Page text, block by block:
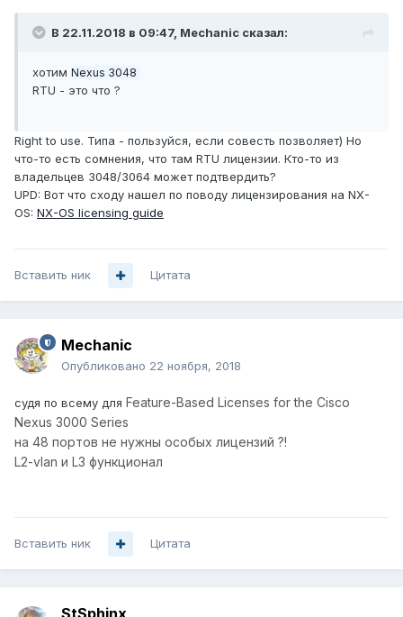
В 22.11.2018 в 09:47, Mechanic сказал:
хотим Nexus 3048
RTU - это что ?
Right to use. Типа - пользуйся, если совесть позволяет) Но
что-то есть сомнения, что там RTU лицензии. Кто-то из
владельцев 3048/3064 может подтвердить?
UPD: Вот что сходу нашел по поводу лицензирования на NX-
OS: NX-OS licensing guide
Вставить ник Цитата
Mechanic
Опубликовано 22 ноября, 2018
судя по всему для Feature-Based Licenses for the Cisco
Nexus 3000 Series
на 48 портов не нужны особых лицензий ?!
L2-vlan и L3 функционал
Вставить ник Цитата